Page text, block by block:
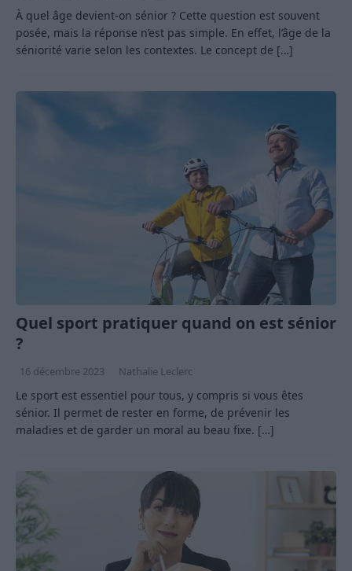
À quel âge devient-on sénior ? Cette question est souvent
posée, mais la réponse n’est pas simple. En effet, l’âge de la
séniorité varie selon les contextes. Le concept de […]
Quel sport pratiquer quand on est sénior
?
16 décembre 2023 Nathalie Leclerc
Le sport est essentiel pour tous, y compris si vous êtes
sénior. Il permet de rester en forme, de prévenir les
maladies et de garder un moral au beau fixe. […]